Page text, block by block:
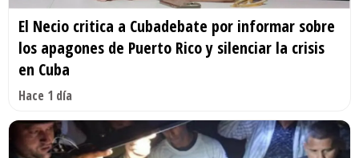
El Necio critica a Cubadebate por informar sobre
los apagones de Puerto Rico y silenciar la crisis
en Cuba
Hace 1 día